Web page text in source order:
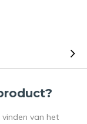
van het